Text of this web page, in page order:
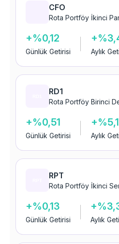
CFO
Rota Portföy İkinci
+%0,12
Günlük Getirisi Aylık
RD1
Rota Portföy Birinci
+%0,51
Günlük Getirisi Aylık
RPT
Rota Portföy İkinci
+%0,13
Günlük Getirisi Aylık